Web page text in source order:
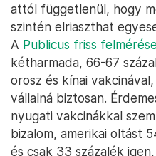
attól függetlenül, hogy
szintén elriaszthat
A Publicus friss
kétharmada, 66-67
orosz és kínai
vállalná biztosan.
nyugati vakcinákkal
bizalom, amerikai oltást
és csak 33 százalék